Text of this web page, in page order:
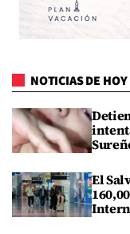
NOTICIAS DE HOY
El